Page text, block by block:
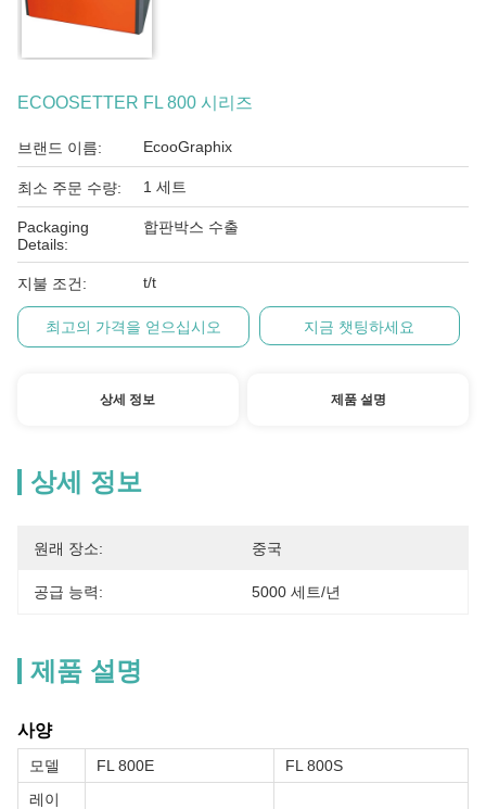
ECOOSETTER FL 800 시리즈
브랜드 이름: EcooGraphix
최소 주문 수량: 1 세트
Packaging
Details:
합판박스 수출
지불 조건: t/t
최고의 가격을 얻으십시오 지금 챗팅하세요
상세 정보 제품 설명
상세 정보
원래 장소: 중국
공급 능력: 5000 세트/년
제품 설명
사양
모델 FL 800E
FL 800S
레이